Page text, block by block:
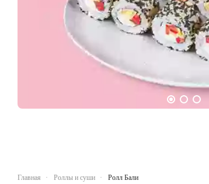
Главная Роллы и суши Ролл Бали